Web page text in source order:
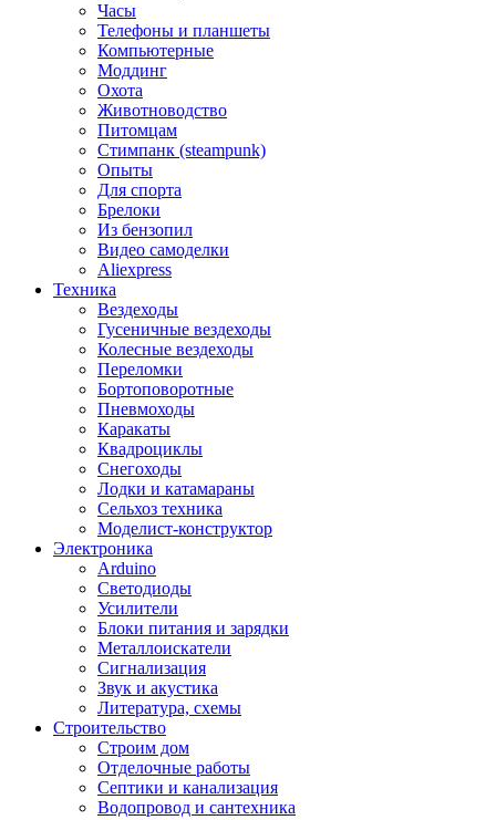
Часы
Телефоны и планшеты
Компьютерные
Моддинг
Охота
Животноводство
Питомцам
Стимпанк (steampunk)
Опыты
Для спорта
Брелоки
Из бензопил
Видео самоделки
Aliexpress
Техника
Вездеходы
Гусеничные вездеходы
Колесные вездеходы
Переломки
Бортоповоротные
Пневмоходы
Каракаты
Квадроциклы
Снегоходы
Лодки и катамараны
Сельхоз техника
Моделист-конструктор
Электроника
Arduino
Светодиоды
Усилители
Блоки питания и зарядки
Металлоискатели
Сигнализация
Звук и акустика
Литература, схемы
Строительство
Строим дом
Отделочные работы
Септики и канализация
Водопровод и сантехника